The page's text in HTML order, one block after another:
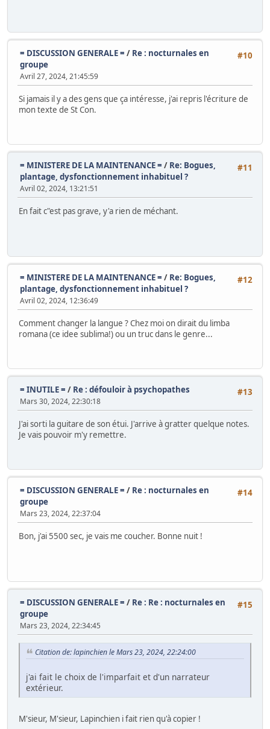
#10
= DISCUSSION GENERALE = / Re : nocturnales en
groupe
Avril 27, 2024, 21:45:59
Si jamais il y a des gens que ça intéresse, j'ai repris l'écriture de
mon texte de St Con.
#11
= MINISTERE DE LA MAINTENANCE = / Re: Bogues,
plantage, dysfonctionnement inhabituel ?
Avril 02, 2024, 13:21:51
En fait c"est pas grave, y'a rien de méchant.
#12
= MINISTERE DE LA MAINTENANCE = / Re: Bogues,
plantage, dysfonctionnement inhabituel ?
Avril 02, 2024, 12:36:49
Comment changer la langue ? Chez moi on dirait du limba
romana (ce idee sublima!) ou un truc dans le genre...
#13
= INUTILE = / Re : défouloir à psychopathes
Mars 30, 2024, 22:30:18
J'ai sorti la guitare de son étui. J'arrive à gratter quelque notes.
Je vais pouvoir m'y remettre.
#14
= DISCUSSION GENERALE = / Re : nocturnales en
groupe
Mars 23, 2024, 22:37:04
Bon, j'ai 5500 sec, je vais me coucher. Bonne nuit !
#15
= DISCUSSION GENERALE = / Re : Re : nocturnales en
groupe
Mars 23, 2024, 22:34:45
Citation de: lapinchien le Mars 23, 2024, 22:24:00
j'ai fait le choix de l'imparfait et d'un narrateur
extérieur.
M'sieur, M'sieur, Lapinchien i fait rien qu'à copier !